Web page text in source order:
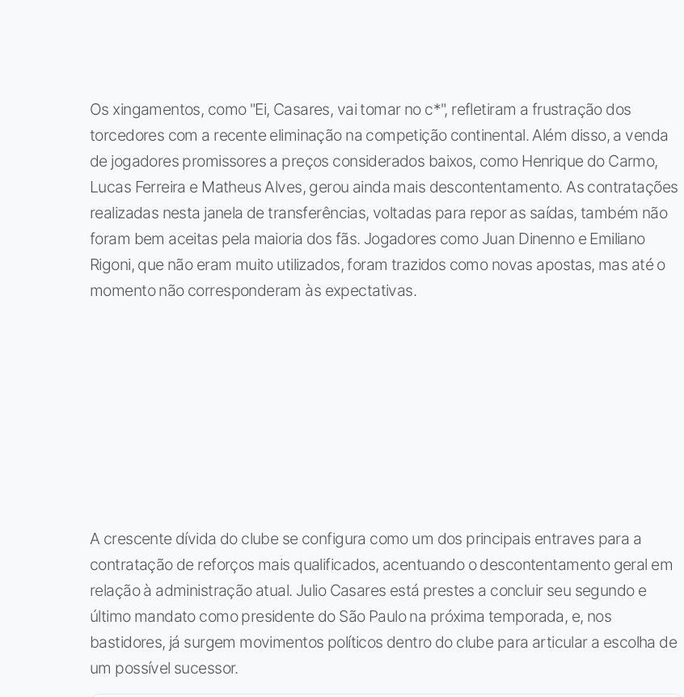
Os xingamentos, como "Ei, Casares, vai tomar no c*", refletiram a frustração dos
torcedores com a recente eliminação na competição continental. Além disso, a venda
de jogadores promissores a preços considerados baixos, como Henrique do Carmo,
Lucas Ferreira e Matheus Alves, gerou ainda mais descontentamento. As contratações
realizadas nesta janela de transferências, voltadas para repor as saídas, também não
foram bem aceitas pela maioria dos fãs. Jogadores como Juan Dinenno e Emiliano
Rigoni, que não eram muito utilizados, foram trazidos como novas apostas, mas até o
momento não corresponderam às expectativas.
A crescente dívida do clube se configura como um dos principais entraves para a
contratação de reforços mais qualificados, acentuando o descontentamento geral em
relação à administração atual. Julio Casares está prestes a concluir seu segundo e
último mandato como presidente do São Paulo na próxima temporada, e, nos
bastidores, já surgem movimentos políticos dentro do clube para articular a escolha de
um possível sucessor.